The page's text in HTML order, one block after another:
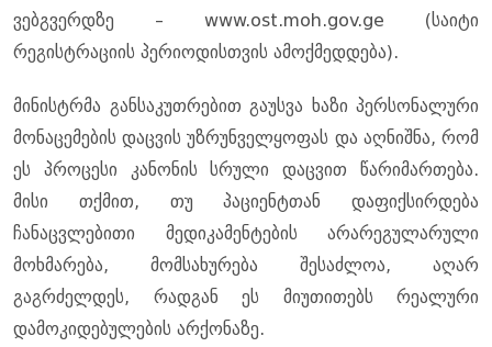
ვებგვერდზე – www.ost.moh.gov.ge (საიტი
რეგისტრაციის პერიოდისთვის ამოქმედდება).
მინისტრმა განსაკუთრებით გაუსვა ხაზი პერსონალური
მონაცემების დაცვის უზრუნველყოფას და აღნიშნა, რომ
ეს პროცესი კანონის სრული დაცვით წარიმართება.
მისი თქმით, თუ პაციენტთან დაფიქსირდება
ჩანაცვლებითი მედიკამენტების არარეგულარული
მოხმარება, მომსახურება შესაძლოა, აღარ
გაგრძელდეს, რადგან ეს მიუთითებს რეალური
დამოკიდებულების არქონაზე.